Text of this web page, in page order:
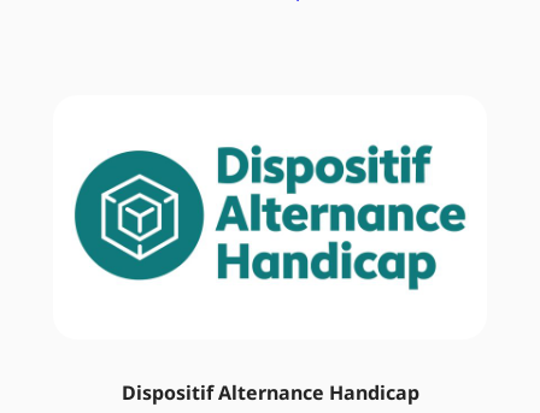
Dispositif Alternance Handicap